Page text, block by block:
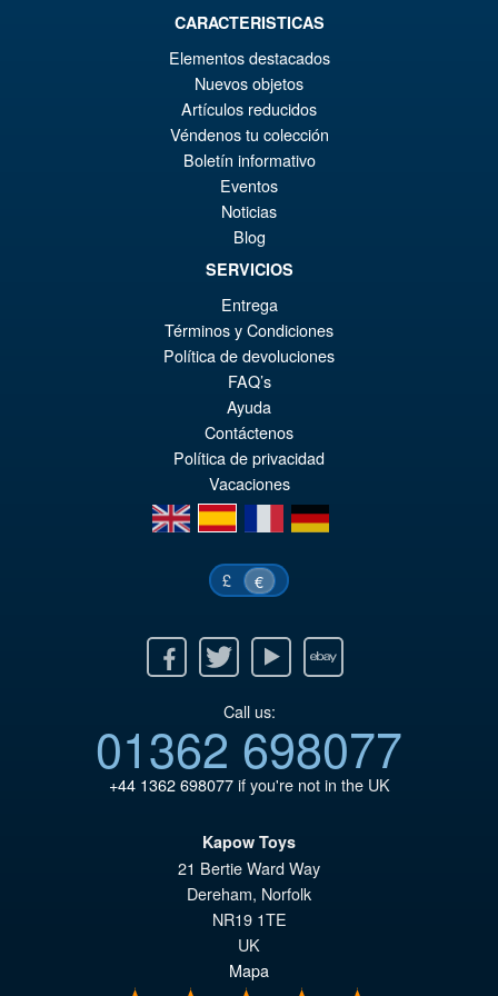
PRÉ COMMANDE
Teenage Mutant Ninja Turtles
x Usagi Yojimbo Ultimate
Michelangelo Action Figure
PRÉ COMMANDE
CARACTERISTICAS
Elementos destacados
Nuevos objetos
Artículos reducidos
Véndenos tu colección
Boletín informativo
Eventos
Noticias
Blog
SERVICIOS
Entrega
Términos y Condiciones
Política de devoluciones
FAQ’s
Ayuda
Contáctenos
Política de privacidad
Vacaciones
en
es fr de
£ €
Twitter Youtube Ebay
Call us:
01362 698077
+44 1362 698077if you're not in the UK
Kapow Toys
21 Bertie Ward Way
Dereham, Norfolk
NR19 1TE
UK
Mapa